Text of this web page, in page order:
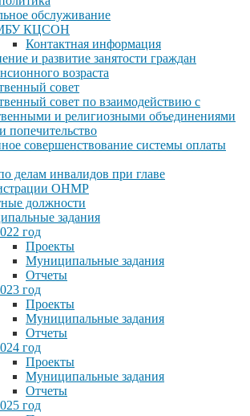
обслуживание
КЦСОН
Контактная информация
и развитие занятости граждан
возраста
совет
совет по взаимодействию с
и религиозными объединениями
попечительство
совершенствование системы оплаты
делам инвалидов при главе
ОНМР
должности
задания
год
Проекты
Муниципальные задания
Отчеты
год
Проекты
Муниципальные задания
Отчеты
год
Проекты
Муниципальные задания
Отчеты
год